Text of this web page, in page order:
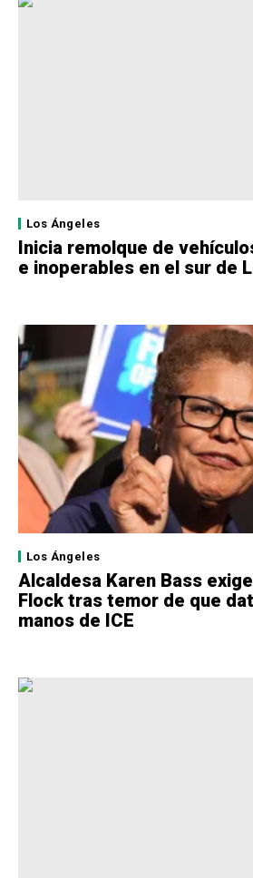
Los Ángeles
Inicia remolque de
e inoperables en el sur de
Los Ángeles
Alcaldesa Karen Bass
Flock tras temor de que
manos de ICE